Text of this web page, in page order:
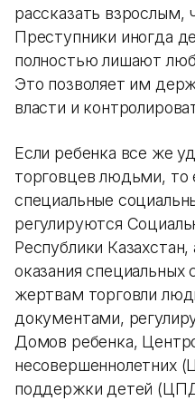
рассказать взрослым,
Преступники иногда
полностью лишают
Это позволяет им
власти и
Если ребенка все же
торговцев людьми, то
специальные
регулируются
Республики
оказания специальных
жертвам торговли
документами,
Домов ребенка,
несовершеннолетних
поддержки детей